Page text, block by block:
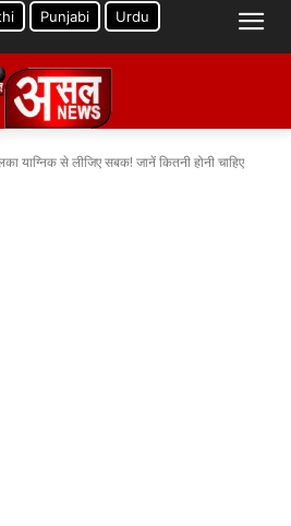
Punjabi Urdu
याग्निक से लीजिए सबक! जानें कितनी होनी चाहिए